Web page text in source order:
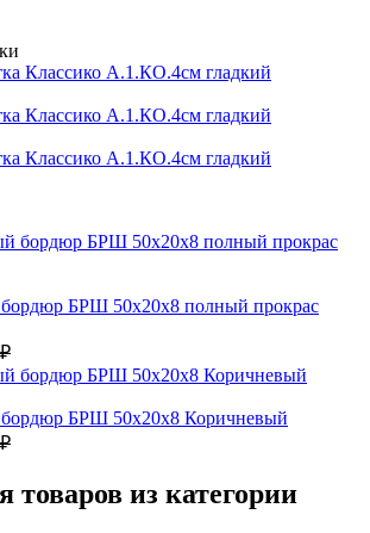
БРШ 50х20х8 полный прокрас
БРШ 50х20х8 Коричневый
товаров из категории